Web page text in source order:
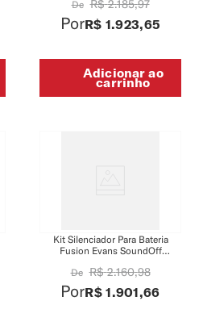
Bumbo Evans EQPAD
De R$ 2.185,97
PorR$ 1.923,65
Adicionar ao
carrinho
Kit Silenciador Para Bateria
Fusion Evans SoundOff
Rebound (Rebote) 5A Ponta
Madeira Acorn (Par)
ProMark American Hickory
De R$ 2.160,98
PorR$ 1.901,66